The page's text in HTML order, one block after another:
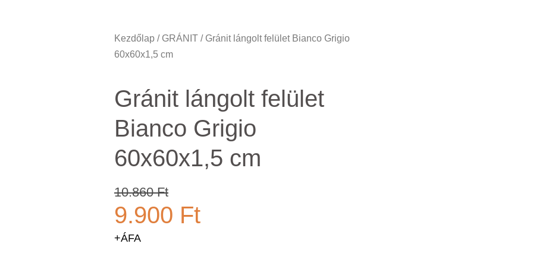
Kezdőlap / GRÁNIT / Gránit lángolt felület Bianco Grigio
60x60x1,5 cm
Gránit lángolt felület
Bianco Grigio
60x60x1,5 cm
10.860Ft
9.900 Ft
+ÁFA